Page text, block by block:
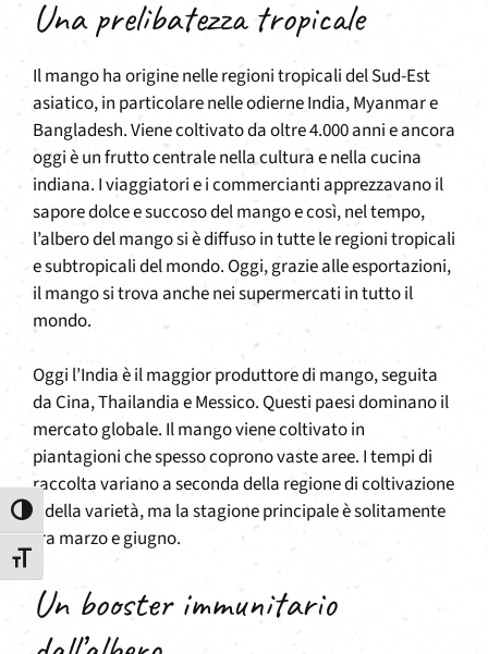
Attiva/disattiva alto contrasto
Attiva/disattiva dimensione testo
Una prelibatezza tropicale
Il mango ha origine nelle regioni tropicali del Sud-Est
asiatico, in particolare nelle odierne India, Myanmar e
Bangladesh. Viene coltivato da oltre 4.000 anni e ancora
oggi è un frutto centrale nella cultura e nella cucina
indiana. I viaggiatori e i commercianti apprezzavano il
sapore dolce e succoso del mango e così, nel tempo,
l’albero del mango si è diffuso in tutte le regioni tropicali
e subtropicali del mondo. Oggi, grazie alle esportazioni,
il mango si trova anche nei supermercati in tutto il
mondo.
Oggi l’India è il maggior produttore di mango, seguita
da Cina, Thailandia e Messico. Questi paesi dominano il
mercato globale. Il mango viene coltivato in
piantagioni che spesso coprono vaste aree. I tempi di
raccolta variano a seconda della regione di coltivazione
e della varietà, ma la stagione principale è solitamente
tra marzo e giugno.
Un booster immunitario